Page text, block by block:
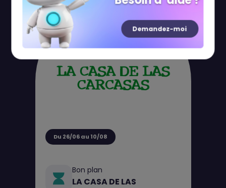
Du 26/06 au 10/08
Bon plan
LA CASA DE LAS
Demandez-moi